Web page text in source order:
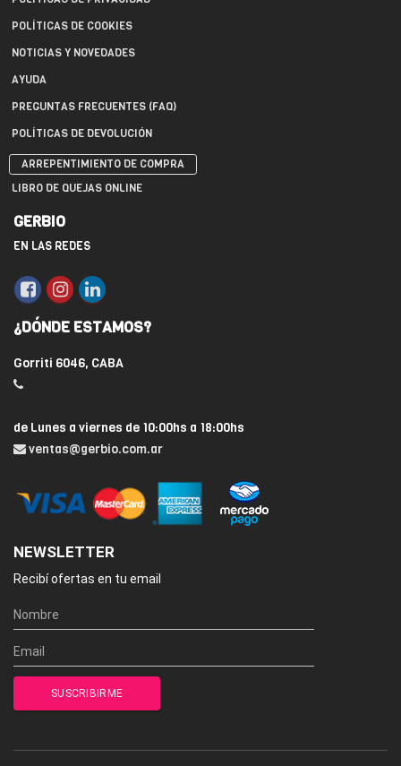
POLÍTICAS DE COOKIES
NOTICIAS Y NOVEDADES
AYUDA
PREGUNTAS FRECUENTES (FAQ)
POLÍTICAS DE DEVOLUCIÓN
ARREPENTIMIENTO DE COMPRA
LIBRO DE QUEJAS ONLINE
GERBIO
EN LAS REDES
¿DÓNDE ESTAMOS?
Gorriti 6046, CABA
de Lunes a viernes de 10:00hs a 18:00hs
ventas@gerbio.com.ar
NEWSLETTER
Recibí ofertas en tu email